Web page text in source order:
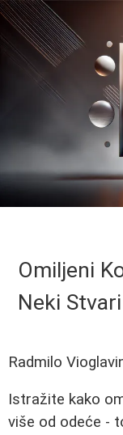
Omiljeni
Neki
Radmilo
Istražite kako
više od odeće -